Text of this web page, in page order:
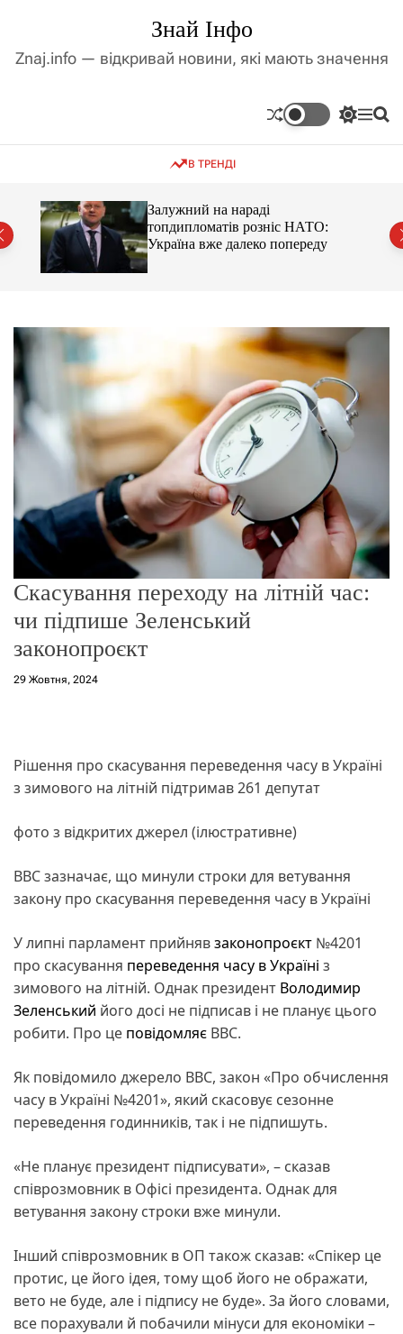
д
і
с
Знай Інфо
Znaj.info — відкривай новини, які мають значення
П
а
ч
о
в
о
г
о
р
е
ж
м
у
М П
В ТРЕНДІ
Залужний на нараді
топдипломатів розніс НАТО:
Україна вже далеко попереду
Скасування переходу на літній час:
чи підпише Зеленський
законопроєкт
29 Жовтня, 2024
Рішення про скасування переведення часу в Україні
з зимового на літній підтримав 261 депутат
фото з відкритих джерел (ілюстративне)
BBC зазначає, що минули строки для ветування
закону про скасування переведення часу в Україні
У липні парламент прийнявзаконопроєкт №4201
про скасування переведення часу в Україні з
зимового на літній. Однак президент Володимир
Зеленський його досі не підписав і не планує цього
робити. Про це повідомляє BBC.
Як повідомило джерело BBC, закон «Про обчислення
часу в Україні №4201», який скасовує сезонне
переведення годинників, так і не підпишуть.
«Не планує президент підписувати», – сказав
співрозмовник в Офісі президента. Однак для
ветування закону строки вже минули.
Інший співрозмовник в ОП також сказав: «Спікер це
протис, це його ідея, тому щоб його не ображати,
вето не буде, але і підпису не буде». За його словами,
все порахували й побачили мінуси для економіки –